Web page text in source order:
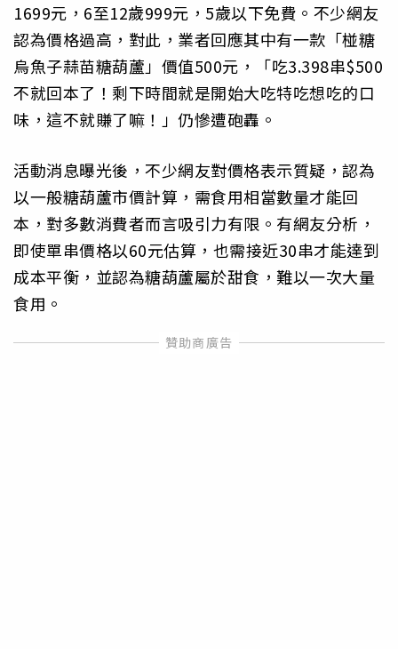
1699元，6至12歲999元，5歲以下免費。不少網友
認為價格過高，對此，業者回應其中有一款「椪糖
烏魚子蒜苗糖葫蘆」價值500元，「吃3.398串$500
不就回本了！剩下時間就是開始大吃特吃想吃的口
味，這不就賺了嘛！」仍慘遭砲轟。
活動消息曝光後，不少網友對價格表示質疑，認為
以一般糖葫蘆市價計算，需食用相當數量才能回
本，對多數消費者而言吸引力有限。有網友分析，
即使單串價格以60元估算，也需接近30串才能達到
成本平衡，並認為糖葫蘆屬於甜食，難以一次大量
食用。